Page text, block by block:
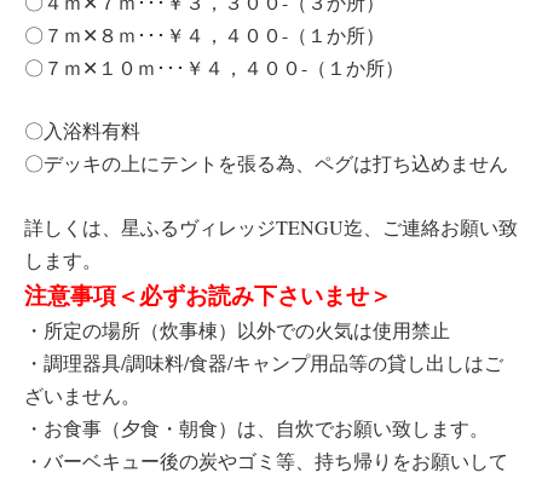
〇７ｍ✕８ｍ･･･￥４，４００-（１か所）
〇７ｍ✕１０ｍ･･･￥４，４００-（１か所）
〇入浴料有料
〇デッキの上にテントを張る為、ペグは打ち込めません
詳しくは、星ふるヴィレッジTENGU迄、ご連絡お願い致
します。
注意事項＜必ずお読み下さいませ＞
・所定の場所（炊事棟）以外での火気は使用禁止
・調理器具/調味料/食器/キャンプ用品等の貸し出しはご
ざいません。
・お食事（夕食・朝食）は、自炊でお願い致します。
・バーベキュー後の炭やゴミ等、持ち帰りをお願いして